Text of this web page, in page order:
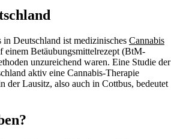
Deutschland ist medizinisches Cannabis
einem Betäubungsmittelrezept (BtM-
unzureichend waren. Eine Studie der
aktiv eine Cannabis-Therapie
der Lausitz, also auch in Cottbus, bedeutet